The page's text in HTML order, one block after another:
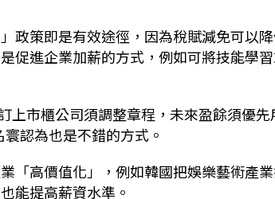
政策即是有效途徑，因為稅賦減免可以
促進企業加薪的方式，例如可將技能學
上市櫃公司須調整章程，未來盈餘須優先
認為也是不錯的方式。
「高價值化」，例如韓國把娛樂藝術產
能提高薪資水準。